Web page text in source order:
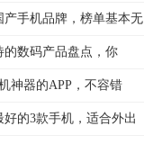
产手机品牌，榜单基本无
的数码产品盘点，你
神器的APP，不容错
好的3款手机，适合外出